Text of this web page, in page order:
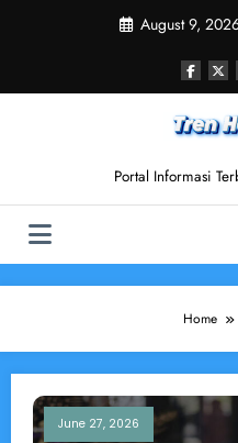
August 9,
Portal Informasi
Home
June 27, 2026